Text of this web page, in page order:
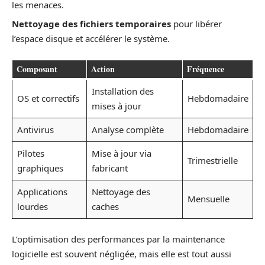
les menaces.
Nettoyage des fichiers temporaires pour libérer
l’espace disque et accélérer le système.
Composant Action Fréquence
OS et correctifs
Installation des
mises à jour
Hebdomadaire
Antivirus Analyse complète
Hebdomadaire
Pilotes
graphiques
Mise à jour via
fabricant
Trimestrielle
Applications
lourdes
Nettoyage des
caches
Mensuelle
L’optimisation des performances par la maintenance
logicielle est souvent négligée, mais elle est tout aussi